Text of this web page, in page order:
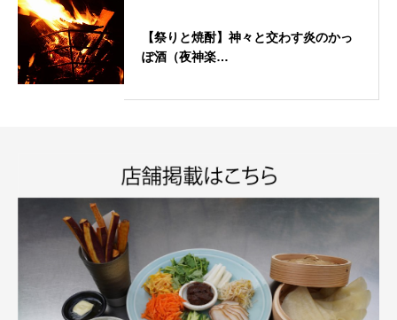
【祭りと焼酎】神々と交わす炎のかっ
ぽ酒（夜神楽…